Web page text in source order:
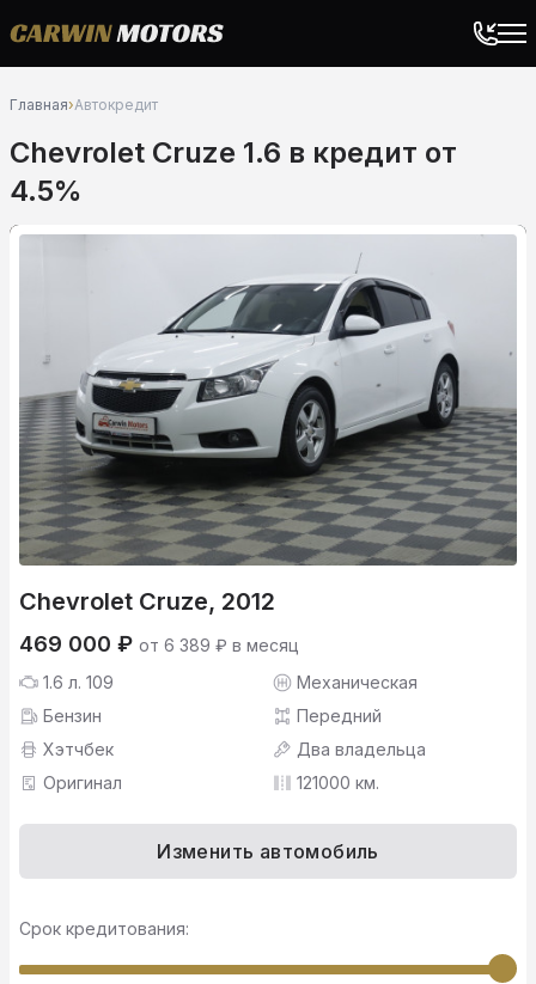
Главная›Автокредит
Chevrolet Cruze 1.6 в кредит от
4.5%
Chevrolet Cruze, 2012
469 000 ₽ от 6 389 ₽ в месяц
1.6 л. 109
Механическая
Бензин
Передний
Хэтчбек
Два владельца
Оригинал
121000 км.
Изменить автомобиль
Срок кредитования: